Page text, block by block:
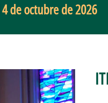
de octubre de 2026